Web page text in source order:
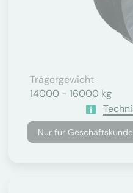
Trägergewicht
14000 - 16000 kg
Nur für